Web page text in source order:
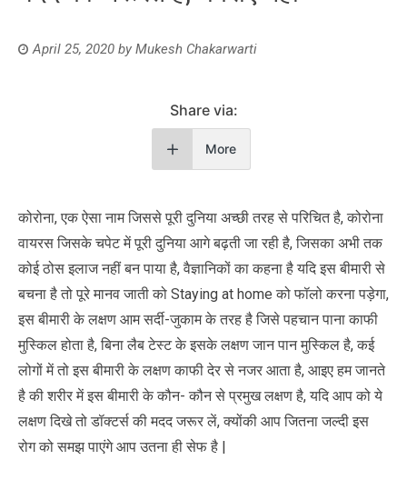
April 25, 2020 by Mukesh Chakarwarti
Share via:
More
कोरोना, एक ऐसा नाम जिससे पूरी दुनिया अच्छी तरह से परिचित है, कोरोना
वायरस जिसके चपेट में पूरी दुनिया आगे बढ़ती जा रही है, जिसका अभी तक
कोई ठोस इलाज नहीं बन पाया है, वैज्ञानिकों का कहना है यदि इस बीमारी से
बचना है तो पूरे मानव जाती को Staying at home को फॉलो करना पड़ेगा,
इस बीमारी के लक्षण आम सर्दी-जुकाम के तरह है जिसे पहचान पाना काफी
मुस्किल होता है, बिना लैब टेस्ट के इसके लक्षण जान पान मुस्किल है, कई
लोगों में तो इस बीमारी के लक्षण काफी देर से नजर आता है, आइए हम जानते
है की शरीर में इस बीमारी के कौन- कौन से प्रमुख लक्षण है, यदि आप को ये
लक्षण दिखे तो डॉक्टर्स की मदद जरूर लें, क्योंकी आप जितना जल्दी इस
रोग को समझ पाएंगे आप उतना ही सेफ है |